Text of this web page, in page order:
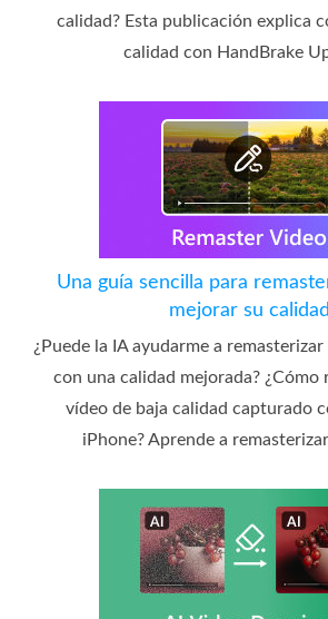
calidad? Esta publicación explica
calidad con HandBrake
Una guía sencilla para
mejorar su calidad
¿Puede la IA ayudarme a
con una calidad mejorada? ¿Cómo
vídeo de baja calidad capturado
iPhone? Aprende a